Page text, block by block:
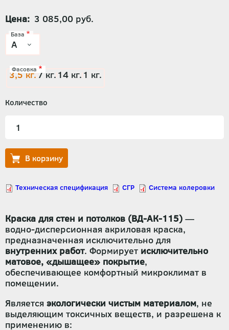
Цена 3 085,00 руб.
База
Фасовка
3,5 кг. 7 кг. 14 кг. 1 кг.
Количество
Краска для стен и потолков (ВД-АК-115) —
водно-дисперсионная акриловая краска,
предназначенная исключительно для
внутренних работ. Формирует исключительно
матовое, «дышащее» покрытие,
обеспечивающее комфортный микроклимат в
помещении.
Является экологически чистым материалом, не
выделяющим токсичных веществ, и разрешена к
применению в: